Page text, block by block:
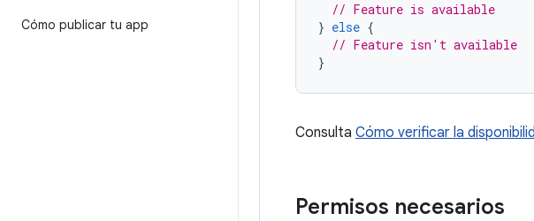
Cómo publicar tu app
// Feature is available
} else {
// Feature isn't available
}
Consulta Cómo verificar la
Permisos necesarios